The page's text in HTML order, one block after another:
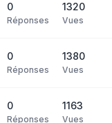
0
Réponses
1320
Vues
0
Réponses
1380
Vues
0
Réponses
1163
Vues